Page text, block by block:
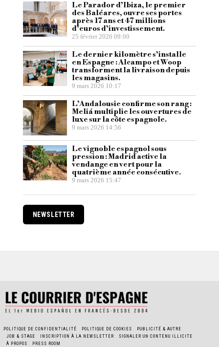
Le Parador d’Ibiza, le premier
des Baléares, ouvre ses portes
après 17 ans et 47 millions
d’euros d’investissement.
25 février 2026 09:00
Le dernier kilomètre s’installe
en Espagne : Alcampo et Woop
transforment la livraison depuis
les magasins.
9 mars 2026 10:17
L’Andalousie confirme son rang :
Meliá multiplie les ouvertures de
luxe sur la côte espagnole.
9 mars 2026 14:56
Le vignoble espagnol sous
pression : Madrid active la
vendange en vert pour la
quatrième année consécutive.
9 mars 2026 15:47
NEWSLETTER
POLITIQUE DE CONFIDENTIALITÉ POLITIQUE DE COOKIES
PUBLICITÉ & AUTRE
JOB & STAGE
INSCRIPTION À LA NEWSLETTER
SIGNALER UN CONTENU ILLICITE
À PROPOS
PRESS ROOM